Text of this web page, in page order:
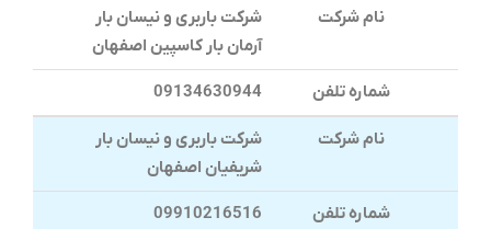
نام شرکت
شرکت باربری و نیسان بار
آرمان بار کاسپین اصفهان
شماره تلفن 09134630944
نام شرکت
شرکت باربری و نیسان بار
شریفیان اصفهان
شماره تلفن 09910216516